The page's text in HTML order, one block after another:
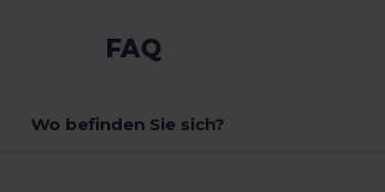
FAQ
Wo befinden Sie sich?